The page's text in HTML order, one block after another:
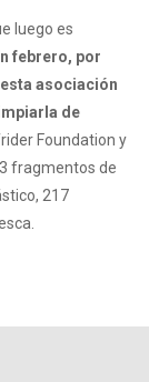
luego es
febrero, por
asociación
de
Foundation y
fragmentos de
217